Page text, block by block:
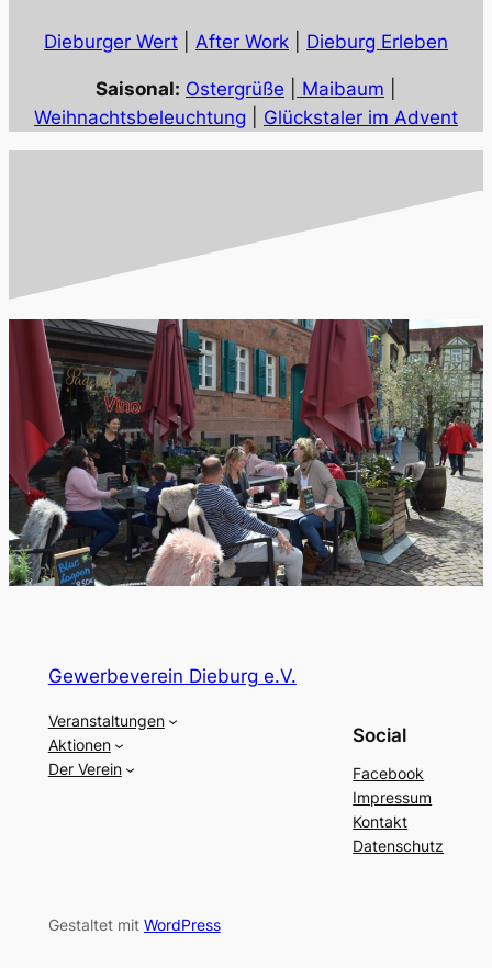
Dieburger Wert After Work Dieburg Erleben
Saisonal: Ostergrüße Maibaum
Weihnachtsbeleuchtung
Glückstaler im Advent
Gewerbeverein Dieburg e.V.
Veranstaltungen
Aktionen
Der Verein
Social
Facebook
Impressum
Kontakt
Datenschutz
Gestaltet mit WordPress